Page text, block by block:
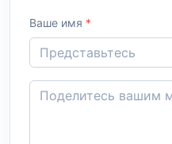
Ваше имя *